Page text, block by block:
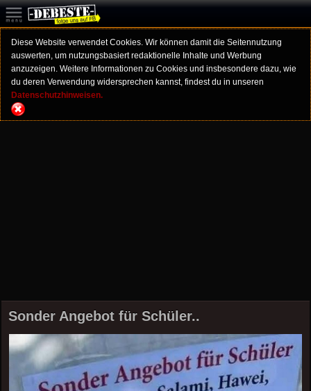
Diese Website verwendet Cookies. Wir können damit die Seitennutzung
auswerten, um nutzungsbasiert redaktionelle Inhalte und Werbung
anzuzeigen. Weitere Informationen zu Cookies und insbesondere dazu, wie
du deren Verwendung widersprechen kannst, findest du in unseren
Datenschutzhinweisen.
Sonder Angebot für Schüler..